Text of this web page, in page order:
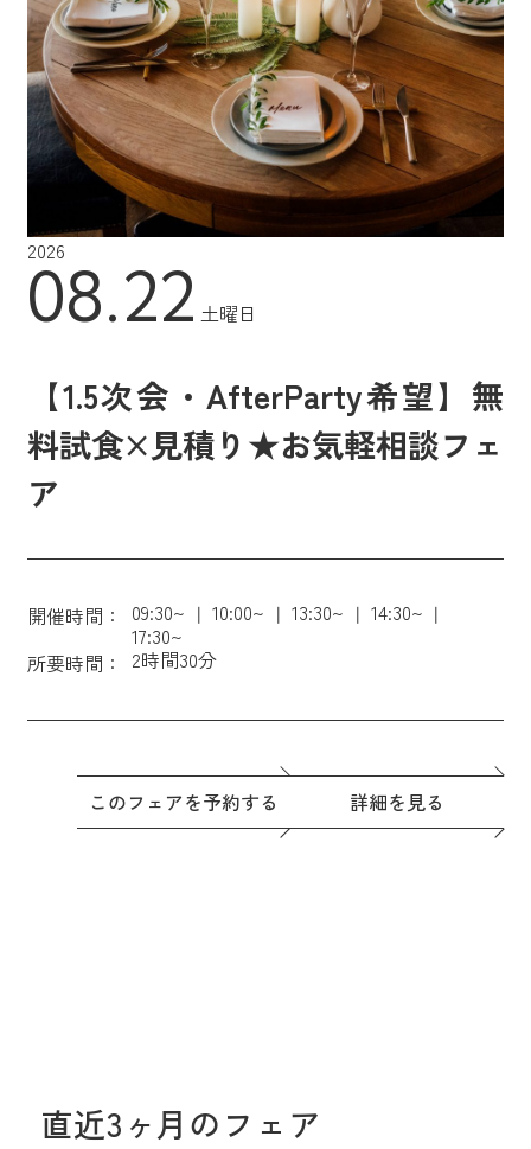
2026
08.22 土曜日
【1.5次会・AfterParty希望】無
料試食×見積り★お気軽相談フェ
ア
開催時間： 09:30~ 10:00~ 13:30~
14:30~
17:30~
所要時間：
2時間30分
このフェアを予約する 詳細を見る
直近3ヶ月のフェア